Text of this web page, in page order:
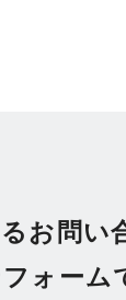
お問い
ォー